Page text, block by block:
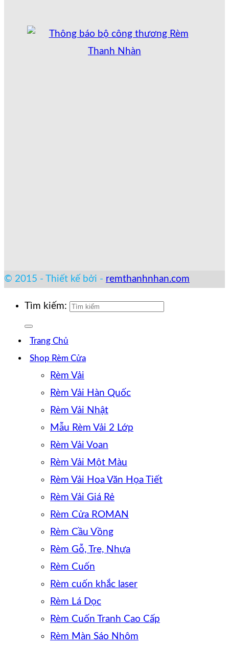
© 2015 - Thiết kế bởi - remthanhnhan.com
Tìm kiếm:
Trang Chủ
Shop Rèm Cửa
Rèm Vải
Rèm Vải Hàn Quốc
Rèm Vải Nhật
Mẫu Rèm Vải 2 Lớp
Rèm Vải Voan
Rèm Vải Một Màu
Rèm Vải Hoa Văn Họa Tiết
Rèm Vải Giá Rẻ
Rèm Cửa ROMAN
Rèm Cầu Vồng
Rèm Gỗ, Tre, Nhựa
Rèm Cuốn
Rèm cuốn khắc laser
Rèm Lá Dọc
Rèm Cuốn Tranh Cao Cấp
Rèm Màn Sáo Nhôm